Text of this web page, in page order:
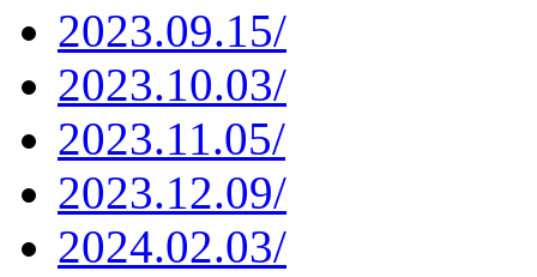
2023.09.15/
2023.10.03/
2023.11.05/
2023.12.09/
2024.02.03/